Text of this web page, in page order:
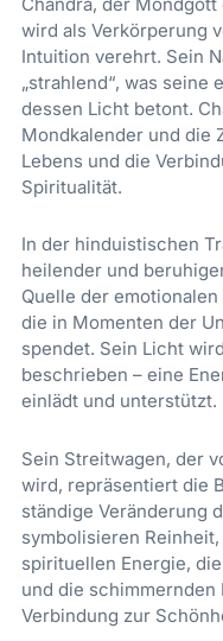
wird als Verkörperung
Intuition verehrt. Sein
„strahlend“, was seine
dessen Licht betont.
Mondkalender und die
Lebens und die
Spiritualität.
In der hinduistischen
heilender und
Quelle der
die in Momenten der
spendet. Sein Licht
beschrieben – eine
einlädt und unterstützt.
Sein Streitwagen, der
wird, repräsentiert die
ständige Veränderung
symbolisieren
spirituellen Energie,
und die
Verbindung zur